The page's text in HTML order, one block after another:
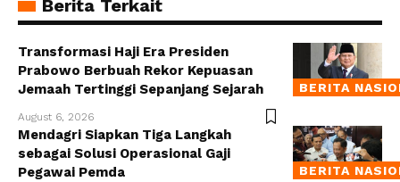
Berita Terkait
BERITA
Transformasi Haji Era Presiden
Prabowo Berbuah Rekor Kepuasan
Jemaah Tertinggi Sepanjang Sejarah
August 6, 2026
BERITA
Mendagri Siapkan Tiga Langkah
sebagai Solusi Operasional Gaji
Pegawai Pemda